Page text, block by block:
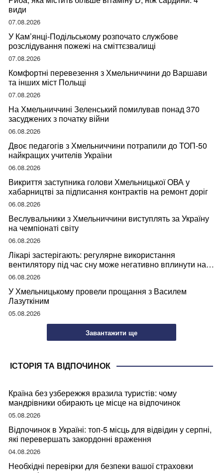
види
07.08.2026
У Кам’янці-Подільському розпочато службове
розслідування пожежі на сміттєзвалищі
07.08.2026
Комфортні перевезення з Хмельниччини до Варшави
та інших міст Польщі
07.08.2026
На Хмельниччині Зеленський помилував понад 370
засуджених з початку війни
06.08.2026
Двоє педагогів з Хмельниччини потрапили до ТОП-50
найкращих учителів України
06.08.2026
Викриття заступника голови Хмельницької ОВА у
хабарництві за підписання контрактів на ремонт доріг
06.08.2026
Веслувальники з Хмельниччини виступлять за Україну
на чемпіонаті світу
06.08.2026
Лікарі застерігають: регулярне використання
вентилятору під час сну може негативно вплинути на
ваше здоров’я
06.08.2026
У Хмельницькому провели прощання з Василем
Лазуткіним
05.08.2026
Завантажити ще
ІСТОРІЯ ТА ВІДПОЧИНОК
Країна без узбережжя вразила туристів: чому
мандрівники обирають це місце на відпочинок
05.08.2026
Відпочинок в Україні: топ-5 місць для відвідин у серпні,
які перевершать закордонні враження
04.08.2026
Необхідні перевірки для безпеки вашої страховки